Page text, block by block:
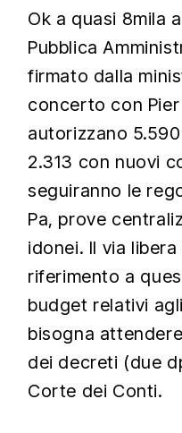
Ok a quasi 8mila
Pubblica
firmato dalla
concerto con
autorizzano
2.313 con nuovi
seguiranno le
Pa, prove
idonei. Il via
riferimento a
budget relativi
bisogna
dei decreti (due
Corte dei Conti.